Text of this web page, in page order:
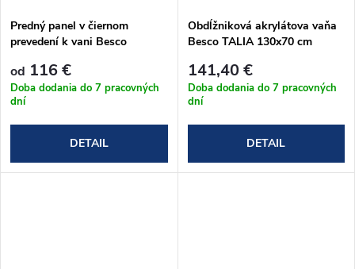
Predný panel v čiernom
prevedení k vani Besco
od 116 €
Doba dodania do 7 pracovných
dní
DETAIL
Obdĺžniková akrylátova vaňa
Besco TALIA 130x70 cm
141,40 €
Doba dodania do 7 pracovných
dní
DETAIL